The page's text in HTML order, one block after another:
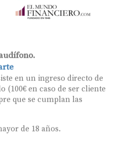
en un ingreso directo de
(100€ en caso de ser cliente
que se cumplan las
de 18 años.